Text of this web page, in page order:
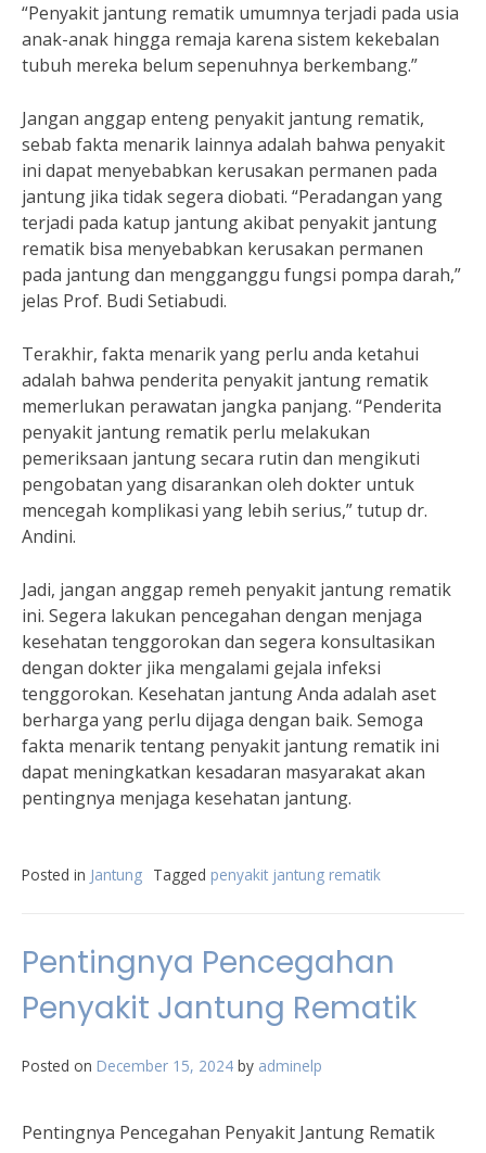
“Penyakit jantung rematik umumnya terjadi pada usia
anak-anak hingga remaja karena sistem kekebalan
tubuh mereka belum sepenuhnya berkembang.”
Jangan anggap enteng penyakit jantung rematik,
sebab fakta menarik lainnya adalah bahwa penyakit
ini dapat menyebabkan kerusakan permanen pada
jantung jika tidak segera diobati. “Peradangan yang
terjadi pada katup jantung akibat penyakit jantung
rematik bisa menyebabkan kerusakan permanen
pada jantung dan mengganggu fungsi pompa darah,”
jelas Prof. Budi Setiabudi.
Terakhir, fakta menarik yang perlu anda ketahui
adalah bahwa penderita penyakit jantung rematik
memerlukan perawatan jangka panjang. “Penderita
penyakit jantung rematik perlu melakukan
pemeriksaan jantung secara rutin dan mengikuti
pengobatan yang disarankan oleh dokter untuk
mencegah komplikasi yang lebih serius,” tutup dr.
Andini.
Jadi, jangan anggap remeh penyakit jantung rematik
ini. Segera lakukan pencegahan dengan menjaga
kesehatan tenggorokan dan segera konsultasikan
dengan dokter jika mengalami gejala infeksi
tenggorokan. Kesehatan jantung Anda adalah aset
berharga yang perlu dijaga dengan baik. Semoga
fakta menarik tentang penyakit jantung rematik ini
dapat meningkatkan kesadaran masyarakat akan
pentingnya menjaga kesehatan jantung.
Posted in Jantung Tagged penyakit jantung rematik
Pentingnya Pencegahan
Penyakit Jantung Rematik
Posted on December 15, 2024 by adminelp
Pentingnya Pencegahan Penyakit Jantung Rematik